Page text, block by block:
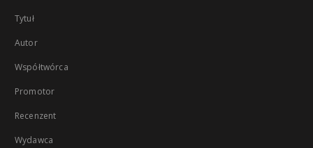
Tytuł
Autor
Współtwórca
Promotor
Recenzent
Wydawca